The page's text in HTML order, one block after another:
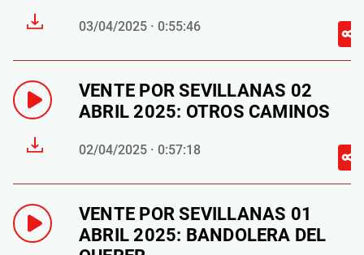
03/04/2025 · 0:55:46
VENTE POR SEVILLANAS 02
ABRIL 2025: OTROS CAMINOS
02/04/2025 · 0:57:18
VENTE POR SEVILLANAS 01
ABRIL 2025: BANDOLERA DEL